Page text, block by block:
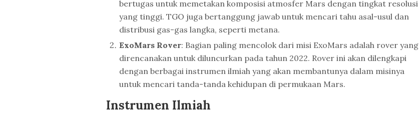
bertugas untuk memetakan komposisi atmosfer Mars dengan tingkat resolusi
yang tinggi. TGO juga bertanggung jawab untuk mencari tahu asal-usul dan
distribusi gas-gas langka, seperti metana.
ExoMars Rover: Bagian paling mencolok dari misi ExoMars adalah rover yang
direncanakan untuk diluncurkan pada tahun 2022. Rover ini akan dilengkapi
dengan berbagai instrumen ilmiah yang akan membantunya dalam misinya
untuk mencari tanda-tanda kehidupan di permukaan Mars.
Instrumen Ilmiah